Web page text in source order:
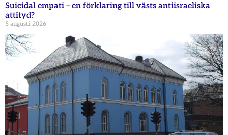
Suicidal empati – en förklaring till västs antiisraeliska
attityd?
5 augusti 2026